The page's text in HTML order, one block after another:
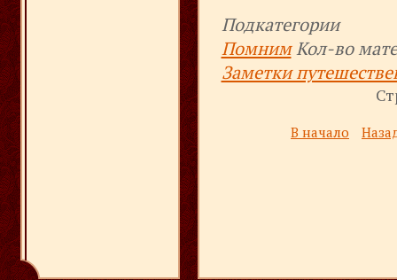
Подкатегории
Помним Кол-во
Заметки
В начало